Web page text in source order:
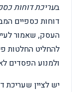
עריכת דוחות
דוחות כספיים
העסק, שאמור
להחליט החלטות
ולמנוע הפסדים לא
יש לציין שעריכת